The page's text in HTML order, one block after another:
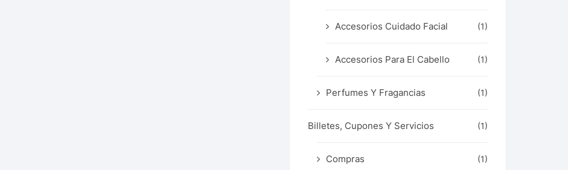
Accesorios Cuidado Facial (1)
Accesorios Para El Cabello (1)
Perfumes Y Fragancias (1)
Billetes, Cupones Y Servicios (1)
Compras (1)